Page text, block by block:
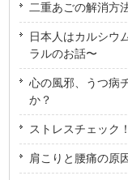
二重あごの解消方
日本人はカルシウ
ラルのお話〜
心の風邪、うつ病
か？
ストレスチェック
肩こりと腰痛の原